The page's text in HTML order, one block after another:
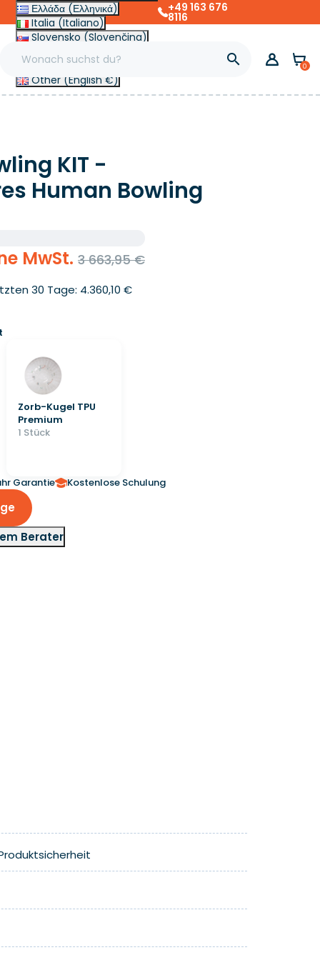
Ελλάδα (Ελληνικά)
Italia (Italiano)
Slovensko (Slovenčina)
France (Français)
Magyarország (Magyar)
Other (English €)
+49 163 676
8116
 0
KIT -
Human Bowling
MwSt. 3 663,95 €
30 Tage: 4.360,10 €
Zorb-Kugel TPU
Premium
1 Stück
Garantie Kostenlose Schulung
Berater